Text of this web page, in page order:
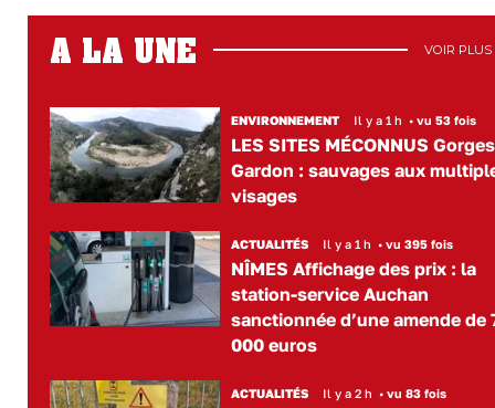
A LA UNE VOIR PLUS
ENVIRONNEMENT Il y a 1 h • vu 53 fois
LES SITES MÉCONNUS
Gardon : sauvages aux
visages
ACTUALITÉS Il y a 1 h • vu 395 fois
NÎMES Affichage des prix : la
station-service Auchan
sanctionnée d’une amende de
000 euros
ACTUALITÉS Il y a 2 h • vu 83 fois